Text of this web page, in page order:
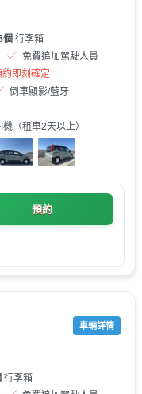
個 行李箱
免費追加駕駛人員
約即刻確定
倒車顯影/藍牙
（租車2天以上）
預約
車輛詳情
行李箱